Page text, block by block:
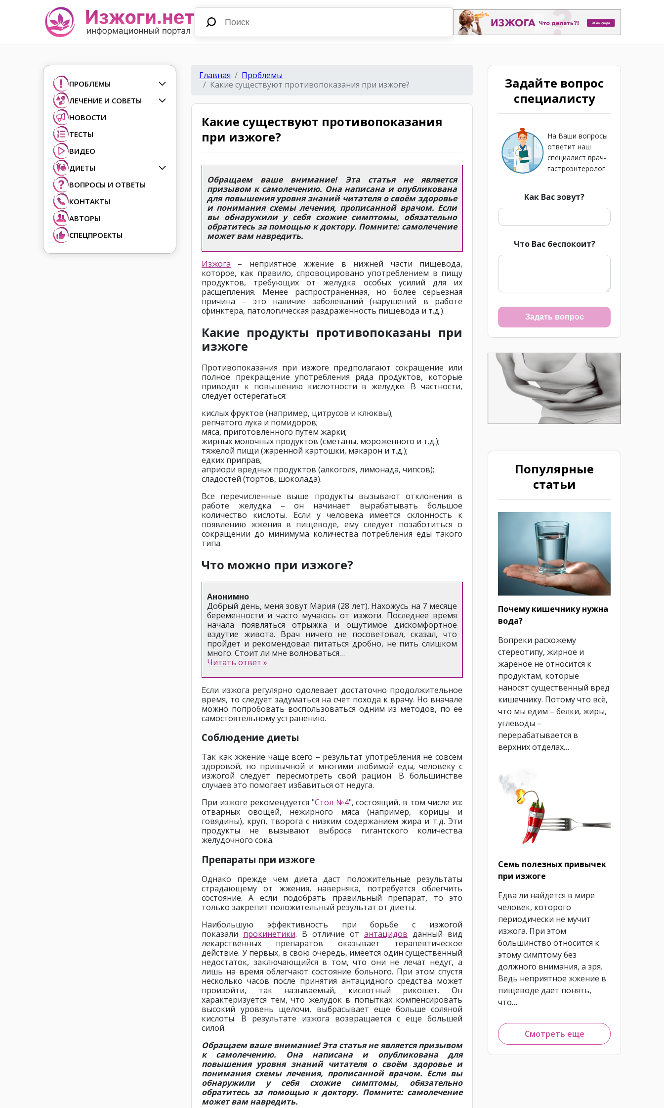
ПРОБЛЕМЫ
ЛЕЧЕНИЕ И СОВЕТЫ
НОВОСТИ
ТЕСТЫ
ВИДЕО
ДИЕТЫ
ВОПРОСЫ И ОТВЕТЫ
КОНТАКТЫ
АВТОРЫ
СПЕЦПРОЕКТЫ
Главная
Проблемы
Какие существуют противопоказания при изжоге?
Какие существуют противопоказания
при изжоге?
Обращаем ваше внимание! Эта статья не является
призывом к самолечению. Она написана и опубликована
для повышения уровня знаний читателя о своём здоровье
и понимания схемы лечения, прописанной врачом. Если
вы обнаружили у себя схожие симптомы, обязательно
обратитесь за помощью к доктору. Помните: самолечение
может вам навредить.
Изжога – неприятное жжение в нижней части пищевода,
которое, как правило, спровоцировано употреблением в пищу
продуктов, требующих от желудка особых усилий для их
расщепления. Менее распространенная, но более серьезная
причина – это наличие заболеваний (нарушений в работе
сфинктера, патологическая раздраженность пищевода и т.д.).
Какие продукты противопоказаны при
изжоге
Противопоказания при изжоге предполагают сокращение или
полное прекращение употребления ряда продуктов, которые
приводят к повышению кислотности в желудке. В частности,
следует остерегаться:
кислых фруктов (например, цитрусов и клюквы);
репчатого лука и помидоров;
мяса, приготовленного путем жарки;
жирных молочных продуктов (сметаны, мороженного и т.д.);
тяжелой пищи (жаренной картошки, макарон и т.д.);
едких приправ;
априори вредных продуктов (алкоголя, лимонада, чипсов);
сладостей (тортов, шоколада).
Все перечисленные выше продукты вызывают отклонения в
работе желудка – он начинает вырабатывать большое
количество кислоты. Если у человека имеется склонность к
появлению жжения в пищеводе, ему следует позаботиться о
сокращении до минимума количества потребления еды такого
типа.
Что можно при изжоге?
Анонимно
Добрый день, меня зовут Мария (28 лет). Нахожусь на 7 месяце
беременности и часто мучаюсь от изжоги. Последнее время
начала появляться отрыжка и ощутимое дискомфортное
вздутие живота. Врач ничего не посоветовал, сказал, что
пройдет и рекомендовал питаться дробно, не пить слишком
много. Стоит ли мне волноваться…
Читать ответ »
Если изжога регулярно одолевает достаточно продолжительное
время, то следует задуматься на счет похода к врачу. Но вначале
можно попробовать воспользоваться одним из методов, по ее
самостоятельному устранению.
Соблюдение диеты
Так как жжение чаще всего – результат употребления не совсем
здоровой, но привычной и многими любимой еды, человеку с
изжогой следует пересмотреть свой рацион. В большинстве
случаев это помогает избавиться от недуга.
При изжоге рекомендуется "Стол №4", состоящий, в том числе из:
отварных овощей, нежирного мяса (например, корицы и
говядины), круп, творога с низким содержанием жира и т.д. Эти
продукты не вызывают выброса гигантского количества
желудочного сока.
Препараты при изжоге
Однако прежде чем диета даст положительные результаты
страдающему от жжения, наверняка, потребуется облегчить
состояние. А если подобрать правильный препарат, то это
только закрепит положительный результат от диеты.
Наибольшую эффективность при борьбе с изжогой
показали прокинетики. В отличие от антацидов данный вид
лекарственных препаратов оказывает терапевтическое
действие. У первых, в свою очередь, имеется один существенный
недостаток, заключающийся в том, что они не лечат недуг, а
лишь на время облегчают состояние больного. При этом спустя
несколько часов после принятия антацидного средства может
произойти, так называемый, кислотный рикошет. Он
характеризуется тем, что желудок в попытках компенсировать
высокий уровень щелочи, выбрасывает еще больше соляной
кислоты. В результате изжога возвращается с еще большей
силой.
Обращаем ваше внимание! Эта статья не является призывом
к самолечению. Она написана и опубликована для
повышения уровня знаний читателя о своём здоровье и
понимания схемы лечения, прописанной врачом. Если вы
обнаружили у себя схожие симптомы, обязательно
обратитесь за помощью к доктору. Помните: самолечение
может вам навредить.
Задайте вопрос
специалисту
На Ваши вопросы
ответит наш
специалист врач-
гастроэнтеролог
Как Вас зовут?
Что Вас беспокоит?
Задать вопрос
Популярные
статьи
Почему кишечнику нужна
вода?
Вопреки расхожему
стереотипу, жирное и
жареное не относится к
продуктам, которые
наносят существенный вред
кишечнику. Потому что всё,
что мы едим – белки, жиры,
углеводы –
перерабатывается в
верхних отделах…
Семь полезных привычек
при изжоге
Едва ли найдется в мире
человек, которого
периодически не мучит
изжога. При этом
большинство относится к
этому симптому без
должного внимания, а зря.
Ведь неприятное жжение в
пищеводе дает понять,
что…
Смотреть еще